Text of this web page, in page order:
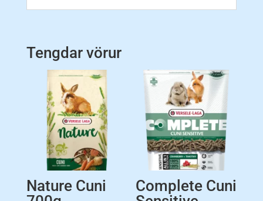
Tengdar vörur
Nature Cuni
Complete Cuni